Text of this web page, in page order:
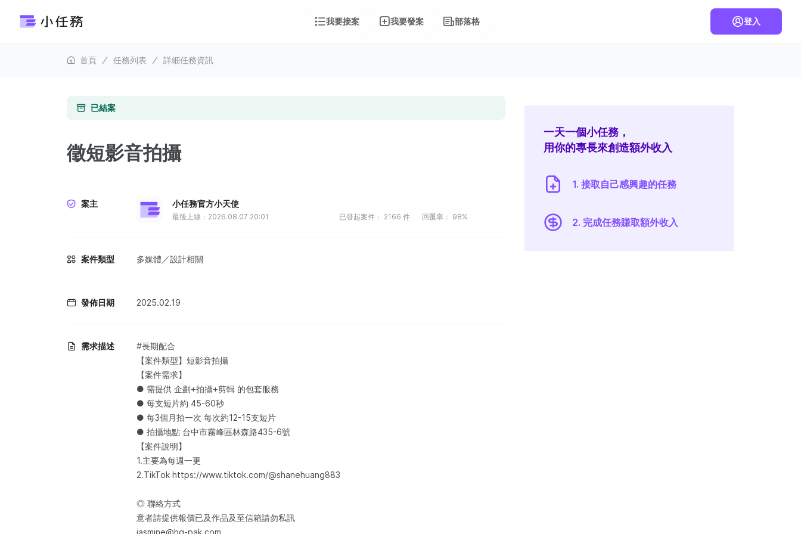
我要接案 我要發案 部落格 登入
首頁 任務列表 詳細任務資訊
已結案
徵短影音拍攝
案主 小任務官方小天使
最後上線：2026.08.07 20:01 已發起案件： 2166 件 回覆率： 98%
案件類型 多媒體／設計相關
發佈日期 2025.02.19
需求描述
#長期配合
【案件類型】短影音拍攝
【案件需求】
● 需提供 企劃+拍攝+剪輯 的包套服務
● 每支短片約 45-60秒
● 每3個月拍一次 每次約12-15支短片
● 拍攝地點 台中市霧峰區林森路435-6號
【案件說明】
1.主要為每週一更
2.TikTok https://www.tiktok.com/@shanehuang883
◎ 聯絡方式
意者請提供報價已及作品及至信箱請勿私訊
jasmine@hg-pak.com
一天一個小任務，
用你的專長來創造額外收入
1. 接取自己感興趣的任務
2. 完成任務賺取額外收入